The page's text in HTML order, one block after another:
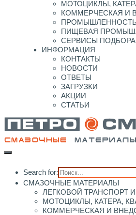
МОТОЦИКЛЫ,
КОММЕРЧЕСКАЯ И
ПИЩЕВАЯ
СЕРВИСЫ
ИНФОРМАЦИЯ
КОНТАКТЫ
НОВОСТИ
ОТВЕТЫ
ЗАГРУЗКИ
АКЦИИ
СТАТЬИ
Search for:
СМАЗОЧНЫЕ МАТЕРИАЛЫ
ЛЕГКОВОЙ ТРАНСПОРТ
МОТОЦИКЛЫ, КАТЕРА,
КОММЕРЧЕСКАЯ И